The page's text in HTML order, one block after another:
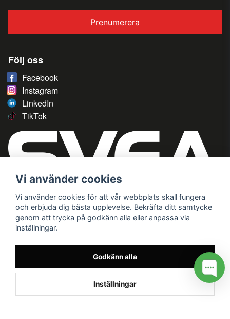
Prenumerera
Följ oss
Facebook
Instagram
LinkedIn
TikTok
Vi använder cookies
Vi använder cookies för att vår webbplats skall fungera
och erbjuda dig bästa upplevelse. Bekräfta ditt samtycke
genom att trycka på godkänn alla eller anpassa via
inställningar.
Godkänn alla
Inställningar